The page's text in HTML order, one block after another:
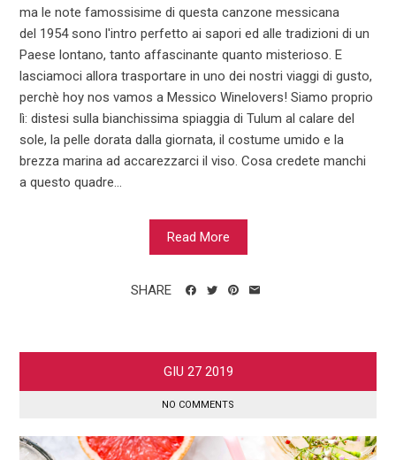
ma le note famossisime di questa canzone messicana
del 1954 sono l'intro perfetto ai sapori ed alle tradizioni di un
Paese lontano, tanto affascinante quanto misterioso. E
lasciamoci allora trasportare in uno dei nostri viaggi di gusto,
perchè hoy nos vamos a Messico Winelovers! Siamo proprio
lì: distesi sulla bianchissima spiaggia di Tulum al calare del
sole, la pelle dorata dalla giornata, il costume umido e la
brezza marina ad accarezzarci il viso. Cosa credete manchi
a questo quadre...
Read More
SHARE
GIU 27 2019
NO COMMENTS